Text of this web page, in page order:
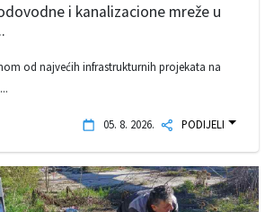
i kanalizacione mreže u
od najvećih infrastrukturnih projekata na
05. 8. 2026. PODIJELI